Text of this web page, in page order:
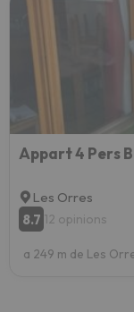
Appart 4 Pers
Les Orres
8.7 12 opinions
a 249 m de Les